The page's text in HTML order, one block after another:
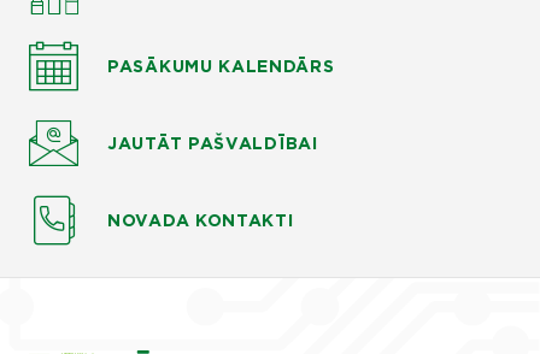
PASĀKUMU KALENDĀRS
JAUTĀT PAŠVALDĪBAI
NOVADA KONTAKTI